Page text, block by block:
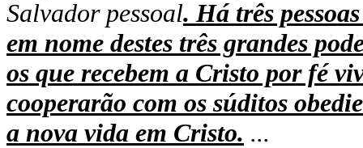
Salvador pessoal. Há três
em nome destes três grandes
os que recebem a Cristo por fé
cooperarão com os súditos
a nova vida em Cristo. ...